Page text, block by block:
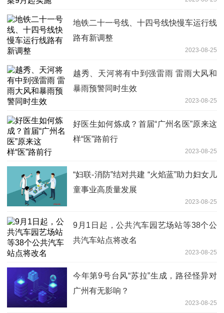
地铁二十一号线、十四号线快慢车运行线
路有新调整
2023-08-25
越秀、天河将有中到强雷雨 雷雨大风和
暴雨预警同时生效
2023-08-25
好医生如何炼成？首届“广州名医”原来这
样“医”路前行
2023-08-25
“妇联-消防”结对共建 “火焰蓝”助力妇女儿
童事业高质量发展
2023-08-25
9月1日起，公共汽车园艺场站等38个公
共汽车站点将改名
2023-08-25
今年第9号台风“苏拉”生成，路径怪异对
广州有无影响？
2023-08-25